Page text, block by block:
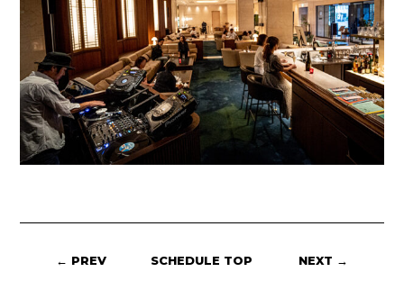
← PREV SCHEDULE TOP NEXT →